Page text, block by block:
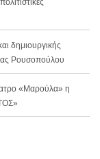
δημιουργικής
Ρουσοπούλου
«Μαρούλα» η